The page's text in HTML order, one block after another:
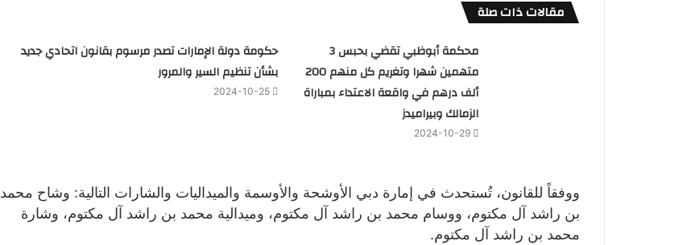
مقالات ذات صلة
محكمة أبوظبي تقضي بحبس 3
متهمين شهرا وتغريم كل منهم 200
ألف درهم في واقعة الاعتداء بمباراة
الزمالك وبيراميدز
2024-10-29
حكومة دولة الإمارات تصدر مرسوم بقانون اتحادي جديد
بشأن تنظيم السير والمرور
2024-10-25
ووفقاً للقانون، تُستحدث في إمارة دبي الأوشحة والأوسمة والميداليات والشارات التالية: وشاح محمد
بن راشد آل مكتوم، ووسام محمد بن راشد آل مكتوم، وميدالية محمد بن راشد آل مكتوم، وشارة
محمد بن راشد آل مكتوم.